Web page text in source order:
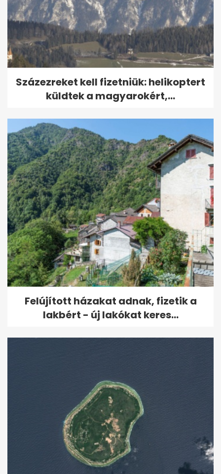
Százezreket kell fizetniük: helikoptert
küldtek a magyarokért,...
Felújított házakat adnak, fizetik a
lakbért - új lakókat keres...